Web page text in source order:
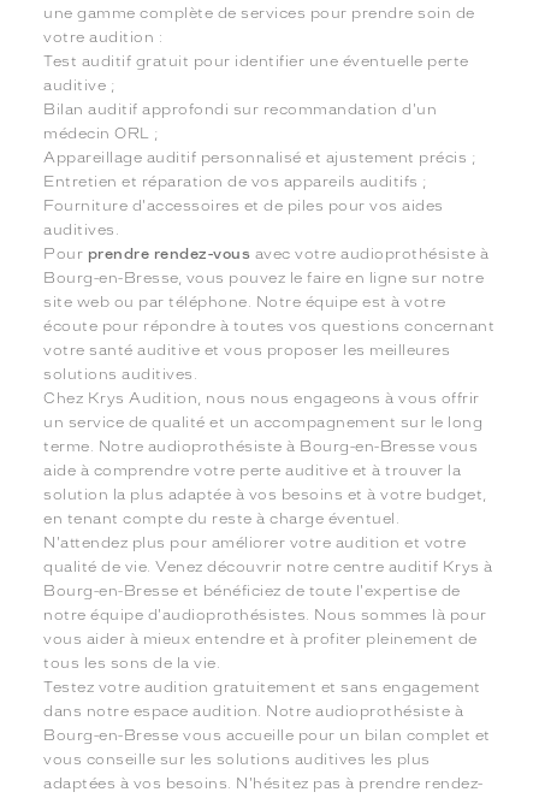
une gamme complète de services pour prendre soin de
votre audition :
Test auditif gratuit pour identifier une éventuelle perte
auditive ;
Bilan auditif approfondi sur recommandation d'un
médecin ORL ;
Appareillage auditif personnalisé et ajustement précis ;
Entretien et réparation de vos appareils auditifs ;
Fourniture d'accessoires et de piles pour vos aides
auditives.
Pour prendre rendez-vous avec votre audioprothésiste à
Bourg-en-Bresse, vous pouvez le faire en ligne sur notre
site web ou par téléphone. Notre équipe est à votre
écoute pour répondre à toutes vos questions concernant
votre santé auditive et vous proposer les meilleures
solutions auditives.
Chez Krys Audition, nous nous engageons à vous offrir
un service de qualité et un accompagnement sur le long
terme. Notre audioprothésiste à Bourg-en-Bresse vous
aide à comprendre votre perte auditive et à trouver la
solution la plus adaptée à vos besoins et à votre budget,
en tenant compte du reste à charge éventuel.
N'attendez plus pour améliorer votre audition et votre
qualité de vie. Venez découvrir notre centre auditif Krys à
Bourg-en-Bresse et bénéficiez de toute l'expertise de
notre équipe d'audioprothésistes. Nous sommes là pour
vous aider à mieux entendre et à profiter pleinement de
tous les sons de la vie.
Testez votre audition gratuitement et sans engagement
dans notre espace audition. Notre audioprothésiste à
Bourg-en-Bresse vous accueille pour un bilan complet et
vous conseille sur les solutions auditives les plus
adaptées à vos besoins. N'hésitez pas à prendre rendez-